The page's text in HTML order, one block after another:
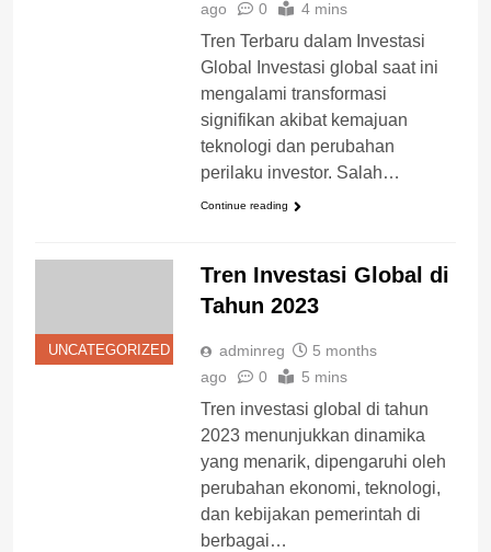
ago 0 4 mins
Tren Terbaru dalam Investasi
Global Investasi global saat ini
mengalami transformasi
signifikan akibat kemajuan
teknologi dan perubahan
perilaku investor. Salah…
Continue reading
UNCATEGORIZED
Tren Investasi Global di
Tahun 2023
adminreg
5 months
ago
0 5 mins
Tren investasi global di tahun
2023 menunjukkan dinamika
yang menarik, dipengaruhi oleh
perubahan ekonomi, teknologi,
dan kebijakan pemerintah di
berbagai…